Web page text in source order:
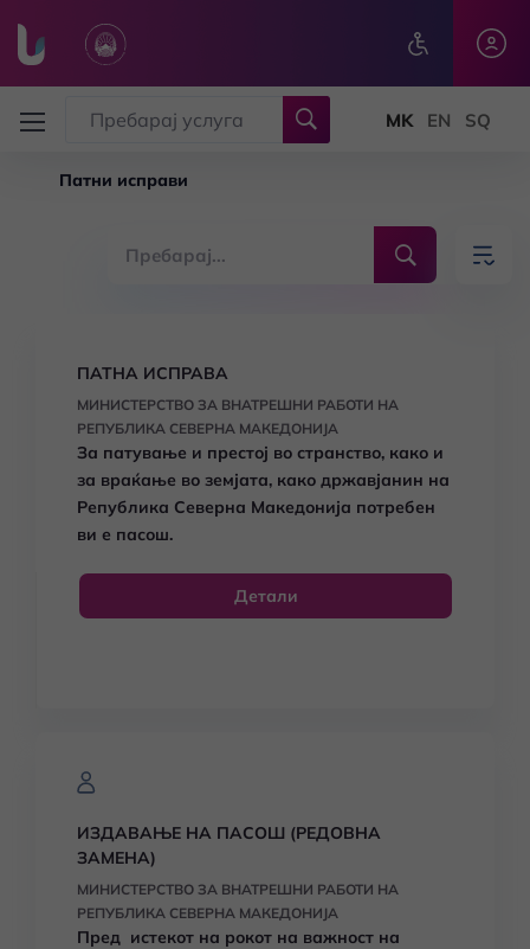
Патни исправи
ПАТНА ИСПРАВА
МИНИСТЕРСТВО ЗА ВНАТРЕШНИ РАБОТИ НА
РЕПУБЛИКА СЕВЕРНА МАКЕДОНИЈА
За патување и престој во странство, како и
за враќање во земјата, како државјанин на
Република Северна Македонија потребен
ви е пасош.
Детали
ИЗДАВАЊЕ НА ПАСОШ (РЕДОВНА
ЗАМЕНА)
МИНИСТЕРСТВО ЗА ВНАТРЕШНИ РАБОТИ НА
РЕПУБЛИКА СЕВЕРНА МАКЕДОНИЈА
Пред истекот на рокот на важност на